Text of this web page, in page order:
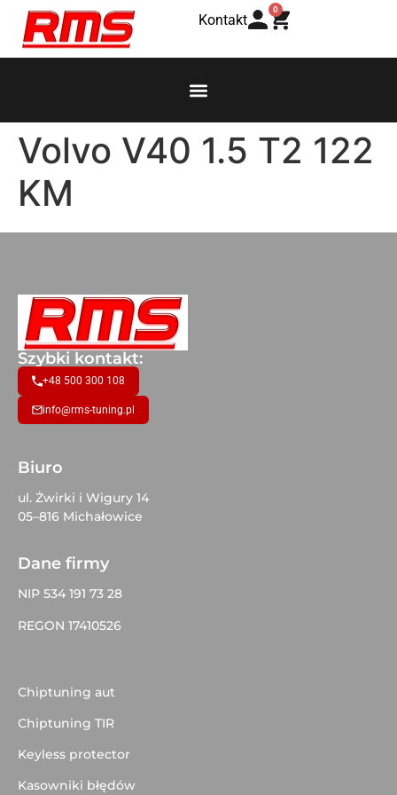
Kontakt
0
Volvo V40 1.5 T2 122
KM
Szybki kontakt:
+48 500 300 108
info@rms-tuning.pl
Biuro
ul. Żwirki i Wigury 14
05–816 Michałowice
Dane firmy
NIP 534 191 73 28
REGON 17410526
Chiptuning aut
Chiptuning TIR
Keyless protector
Kasowniki błędów